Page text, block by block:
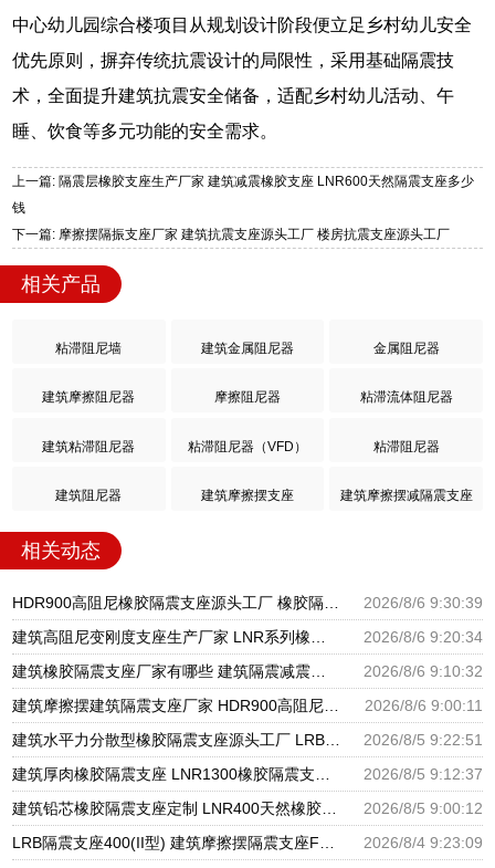
中心幼儿园综合楼项目从规划设计阶段便立足乡村幼儿安全
优先原则，摒弃传统抗震设计的局限性，采用基础隔震技
术，全面提升建筑抗震安全储备，适配乡村幼儿活动、午
睡、饮食等多元功能的安全需求。
上一篇: 隔震层橡胶支座生产厂家 建筑减震橡胶支座 LNR600天然隔震支座多少
钱
下一篇: 摩擦摆隔振支座厂家 建筑抗震支座源头工厂 楼房抗震支座源头工厂
相关产品
粘滞阻尼墙 建筑金属阻尼器 金属阻尼器
建筑摩擦阻尼器 摩擦阻尼器 粘滞流体阻尼器
建筑粘滞阻尼器 粘滞阻尼器（VFD） 粘滞阻尼器
建筑阻尼器 建筑摩擦摆支座 建筑摩擦摆减隔震支座
相关动态
HDR900高阻尼橡胶隔震支座源头工厂 橡胶隔震支座商家生产厂家 LRB支座厂家
2026/8/6 9:30:39
建筑高阻尼变刚度支座生产厂家 LNR系列橡胶隔震支座源头工厂 HDR900高阻尼隔震支座
2026/8/6 9:20:34
建筑橡胶隔震支座厂家有哪些 建筑隔震减震隔震支座源头工厂 LNR1300天然隔震支座生产厂家
2026/8/6 9:10:32
建筑摩擦摆建筑隔震支座厂家 HDR900高阻尼橡胶支座多少钱 橡胶隔震支座供应商源头工厂
2026/8/6 9:00:11
建筑水平力分散型橡胶隔震支座源头工厂 LRB隔震支座 隔震支座LRB1200厂家
2026/8/5 9:22:51
建筑厚肉橡胶隔震支座 LNR1300橡胶隔震支座 建筑分散力型橡胶隔震支座源头工厂
2026/8/5 9:12:37
建筑铅芯橡胶隔震支座定制 LNR400天然橡胶隔震支座厂家电话 LRB橡胶隔震支座1100厂家
2026/8/5 9:00:12
LRB隔震支座400(II型) 建筑摩擦摆隔震支座FPS3A厂家 600的隔震支座
2026/8/4 9:23:09